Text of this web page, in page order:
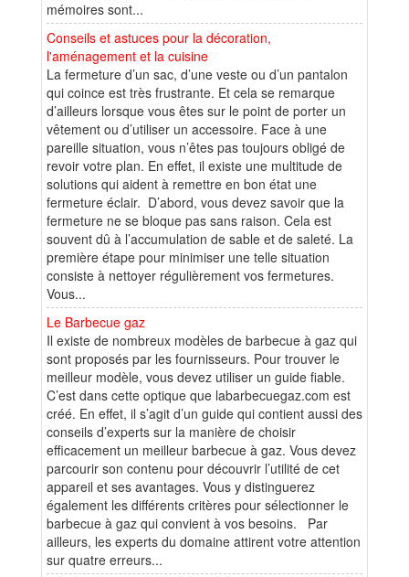
mémoires sont...
Conseils et astuces pour la décoration,
l'aménagement et la cuisine
La fermeture d’un sac, d’une veste ou d’un pantalon
qui coince est très frustrante. Et cela se remarque
d’ailleurs lorsque vous êtes sur le point de porter un
vêtement ou d’utiliser un accessoire. Face à une
pareille situation, vous n’êtes pas toujours obligé de
revoir votre plan. En effet, il existe une multitude de
solutions qui aident à remettre en bon état une
fermeture éclair. D’abord, vous devez savoir que la
fermeture ne se bloque pas sans raison. Cela est
souvent dû à l’accumulation de sable et de saleté. La
première étape pour minimiser une telle situation
consiste à nettoyer régulièrement vos fermetures.
Vous...
Le Barbecue gaz
Il existe de nombreux modèles de barbecue à gaz qui
sont proposés par les fournisseurs. Pour trouver le
meilleur modèle, vous devez utiliser un guide fiable.
C’est dans cette optique que labarbecuegaz.com est
créé. En effet, il s’agit d’un guide qui contient aussi des
conseils d’experts sur la manière de choisir
efficacement un meilleur barbecue à gaz. Vous devez
parcourir son contenu pour découvrir l’utilité de cet
appareil et ses avantages. Vous y distinguerez
également les différents critères pour sélectionner le
barbecue à gaz qui convient à vos besoins. Par
ailleurs, les experts du domaine attirent votre attention
sur quatre erreurs...